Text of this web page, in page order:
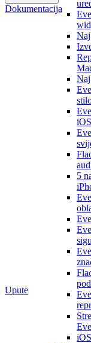
iOS
5
Dokumentacija
Upute